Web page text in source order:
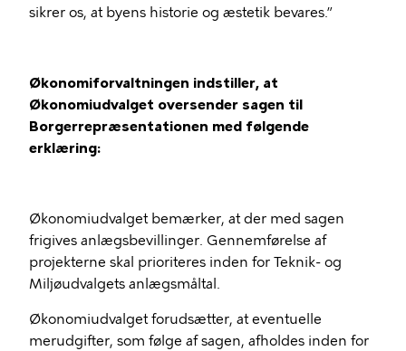
sikrer os, at byens historie og æstetik bevares.”
Økonomiforvaltningen indstiller, at
Økonomiudvalget oversender sagen til
Borgerrepræsentationen med følgende
erklæring:
Økonomiudvalget bemærker, at der med sagen
frigives anlægsbevillinger. Gennemførelse af
projekterne skal prioriteres inden for Teknik- og
Miljøudvalgets anlægsmåltal.
Økonomiudvalget forudsætter, at eventuelle
merudgifter, som følge af sagen, afholdes inden for